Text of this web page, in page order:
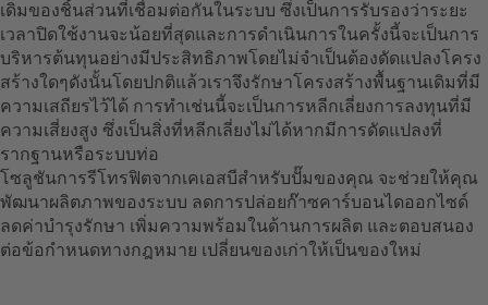
เดิมของชิ้นส่วนที่เชื่อมต่อกันในระบบ ซึ่งเป็นการรับรองว่าระยะ
เวลาปิดใช้งานจะน้อยที่สุดและการดำเนินการในครั้งนี้จะเป็นการ
บริหารต้นทุนอย่างมีประสิทธิภาพโดยไม่จำเป็นต้องดัดแปลงโครง
สร้างใดๆดังนั้นโดยปกติแล้วเราจึงรักษาโครงสร้างพื้นฐานเดิมที่มี
ความเสถียรไว้ได้ การทำเช่นนี้จะเป็นการหลีกเลี่ยงการลงทุนที่มี
ความเสี่ยงสูง ซึ่งเป็นสิ่งที่หลีกเลี่ยงไม่ได้หากมีการดัดแปลงที่
รากฐานหรือระบบท่อ
โซลูชันการรีโทรฟิตจากเคเอสบีสำหรับปั๊มของคุณ จะช่วยให้คุณ
พัฒนาผลิตภาพของระบบ ลดการปล่อยก๊าซคาร์บอนไดออกไซด์
ลดค่าบำรุงรักษา เพิ่มความพร้อมในด้านการผลิต และตอบสนอง
ต่อข้อกำหนดทางกฎหมาย เปลี่ยนของเก่าให้เป็นของใหม่